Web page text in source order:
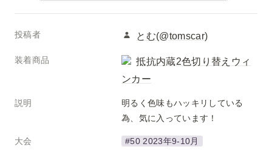
投稿者 とむ(@tomscar)
装着商品
抵抗内蔵2色切り替えウィ
ンカー
説明
明るく色味もハッキリしている
為、気に入っています！
大会 #50 2023年9-10月